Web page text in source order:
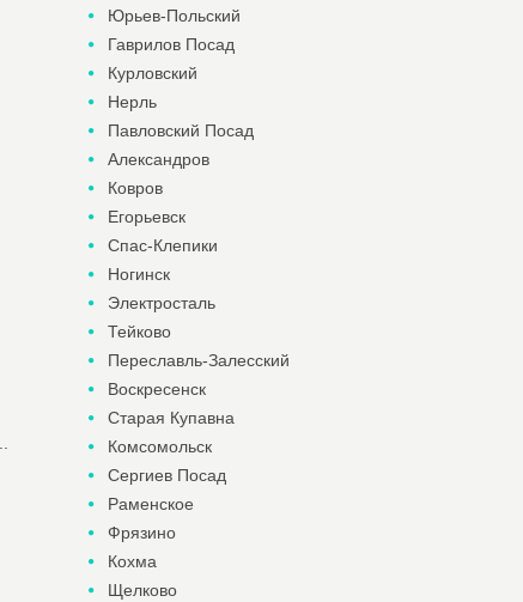
Юрьев-Польский
Гаврилов Посад
Курловский
Нерль
Павловский Посад
Александров
Ковров
Егорьевск
Спас-Клепики
Ногинск
Электросталь
Тейково
Переславль-Залесский
Воскресенск
Старая Купавна
Комсомольск
Сергиев Посад
Раменское
Фрязино
Кохма
Щелково